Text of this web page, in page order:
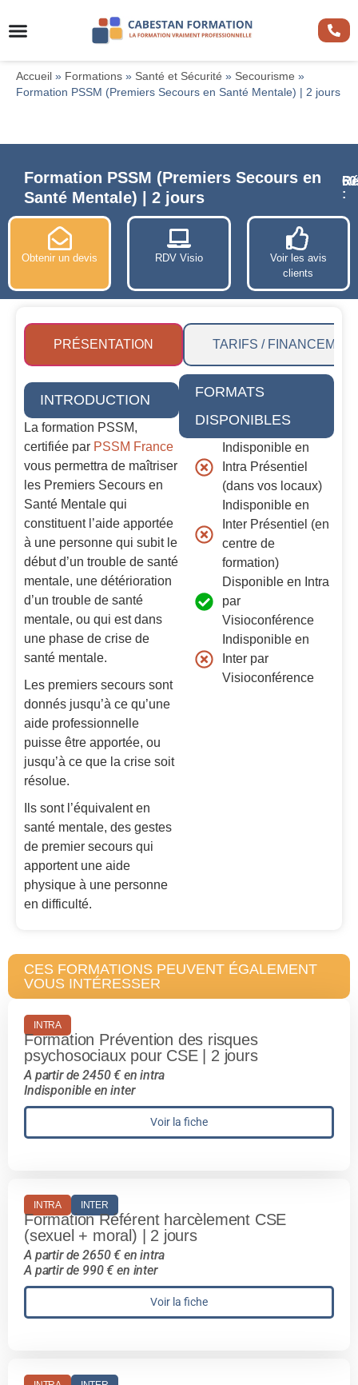
Accueil » Formations » Santé et Sécurité » Secourisme »
Formation PSSM (Premiers Secours en Santé Mentale) | 2 jours
Formation PSSM (Premiers Secours en
Santé Mentale) | 2 jours
:
Obtenir un devis RDV Visio
Voir les avis
clients
PRÉSENTATION TARIFS /
INTRODUCTION
La formation PSSM,
certifiée par PSSM France
vous permettra de maîtriser
les Premiers Secours en
Santé Mentale qui
constituent l’aide apportée
à une personne qui subit le
début d’un trouble de santé
mentale, une détérioration
d’un trouble de santé
mentale, ou qui est dans
une phase de crise de
santé mentale.
Les premiers secours sont
donnés jusqu’à ce qu’une
aide professionnelle
puisse être apportée, ou
jusqu’à ce que la crise soit
résolue.
Ils sont l’équivalent en
santé mentale, des gestes
de premier secours qui
apportent une aide
physique à une personne
en difficulté.
FORMATS
DISPONIBLES
Indisponible en
Intra Présentiel
(dans vos locaux)
Indisponible en
Inter Présentiel (en
centre de
formation)
Disponible en Intra
par
Visioconférence
Indisponible en
Inter par
Visioconférence
CES FORMATIONS PEUVENT ÉGALEMENT
VOUS INTÉRESSER
INTRA
Formation Prévention des risques
psychosociaux pour CSE | 2 jours
A partir de 2450 € en intra
Indisponible en inter
Voir la fiche
INTRA INTER
Formation Référent harcèlement CSE
(sexuel + moral) | 2 jours
A partir de 2650 € en intra
A partir de 990 € en inter
Voir la fiche